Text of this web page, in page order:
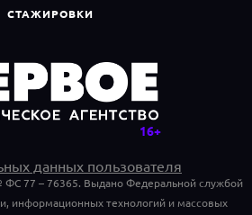
СТАЖИРОВКИ
данных пользователя
77 – 76365. Выдано Федеральной службой
информационных технологий и массовых